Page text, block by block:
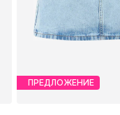
ПРЕДЛОЖЕНИЕ